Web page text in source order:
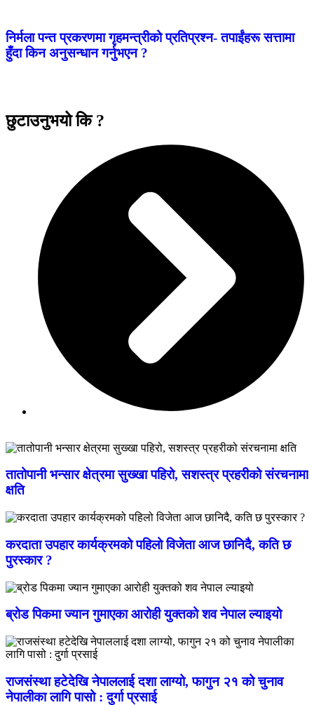
निर्मला पन्त प्रकरणमा गृहमन्त्रीको प्रतिप्रश्न- तपाईंहरू सत्तामा
हुँदा किन अनुसन्धान गर्नुभएन ?
छुटाउनुभयो कि ?
तातोपानी भन्सार क्षेत्रमा सुख्खा पहिरो, सशस्त्र प्रहरीको संरचनामा
क्षति
करदाता उपहार कार्यक्रमको पहिलो विजेता आज छानिदै, कति छ
पुरस्कार ?
ब्रोड पिकमा ज्यान गुमाएका आरोही युक्तको शव नेपाल ल्याइयो
राजसंस्था हटेदेखि नेपाललाई दशा लाग्यो, फागुन २१ को चुनाव
नेपालीका लागि पासो : दुर्गा प्रसाई